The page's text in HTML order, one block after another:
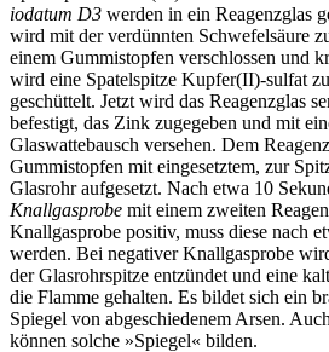
iodatum D3 werden in ein Reagenzglas
wird mit der verdünnten Schwefelsäure
einem Gummistopfen verschlossen und
wird eine Spatelspitze Kupfer(II)-sulfat
geschüttelt. Jetzt wird das Reagenzglas
befestigt, das Zink zugegeben und mit
Glaswattebausch versehen. Dem
Gummistopfen mit eingesetztem, zur
Glasrohr aufgesetzt. Nach etwa 10
Knallgasprobe mit einem zweiten
Knallgasprobe positiv, muss diese nach
werden. Bei negativer Knallgasprobe
der Glasrohrspitze entzündet und eine
die Flamme gehalten. Es bildet sich ein
Spiegel von abgeschiedenem Arsen.
können solche »Spiegel« bilden.